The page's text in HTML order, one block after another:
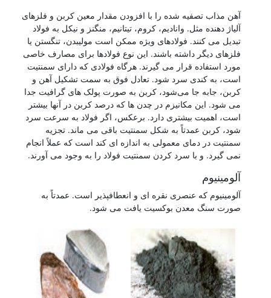
آهن مذاب تصفیه شده را با افزودن مقدار معین کربن و فلزهای
آلیاژ دهنده مثل. وانادیم، کروم، تیتانیم، منگنز و نیکل به فولاد
تبدیل می کنند. فولادهای ویژه ممکن است مولیبدن، تنگستن یا
فلزهای دیگر داشته باشند. این نوع فولادها برای مصارف خاصی
مورد استفاده قرار می گیرند. هرگاه فولادی که دارای سمنتیت
است، به کندی سرد شود. تعادل فوق به سمت تشکیل آهن و
کربن، جابه جا می‌شود، کربن به صورت پولک های گرافیت جدا
می شود. این مکانیزم در چدن ها که درصد کربن در آنها بیشتر
است، اهمیت بیشتری دارد. برعکس، اگر فولاد به سرعت سرد
شود، کربن عمدتاً به شکل سمنتیت باقی می ماند. تجزیه
سمنتیت در دمای معمولی به اندازه ای کند است که عملاً انجام
نمی گیرد. و با سرد کردن سمنتیت فولاد را به وجود می آورند.
آلومینیوم
آلومینیوم که عنصری نقره ای و انعطافپذیر است. عمدتاً به
صورت سنگ معدن بوکسیت یافت می شود.